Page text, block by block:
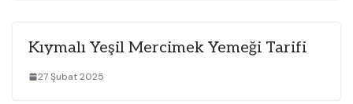
Kıymalı Yeşil Mercimek Yemeği Tarifi
27 Şubat 2025